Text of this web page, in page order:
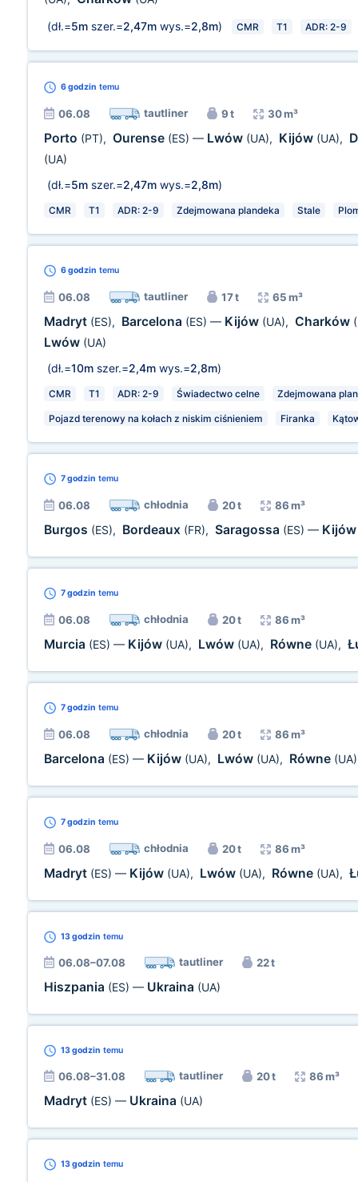
(dł.=5m szer.=2,47m wys.=2,8m) CMR T1 ADR: 2-9
6 godzin temu
06.08 tautliner 9 t 30 m³
Porto (PT), Ourense (ES) — Lwów (UA), Kijów (UA),
(UA)
(dł.=5m szer.=2,47m wys.=2,8m)
CMR T1 ADR: 2-9 Zdejmowana plandeka Stale
6 godzin temu
06.08 tautliner 17 t 65 m³
Madryt (ES), Barcelona (ES) — Kijów (UA), Charków
Lwów (UA)
(dł.=10m szer.=2,4m wys.=2,8m)
CMR T1 ADR: 2-9 Świadectwo celne Zdejmowana
Pojazd terenowy na kołach z niskim ciśnieniem Firanka
7 godzin temu
06.08 chłodnia 20 t 86 m³
Burgos (ES), Bordeaux (FR), Saragossa (ES) —
7 godzin temu
06.08 chłodnia 20 t 86 m³
Murcia (ES) — Kijów (UA), Lwów (UA), Równe (UA),
7 godzin temu
06.08 chłodnia 20 t 86 m³
Barcelona (ES) — Kijów (UA), Lwów (UA), Równe (UA)
7 godzin temu
06.08 chłodnia 20 t 86 m³
Madryt (ES) — Kijów (UA), Lwów (UA), Równe (UA),
13 godzin temu
06.08–07.08 tautliner 22 t
Hiszpania (ES) — Ukraina (UA)
13 godzin temu
06.08–31.08 tautliner 20 t 86 m³
Madryt (ES) — Ukraina (UA)
13 godzin temu